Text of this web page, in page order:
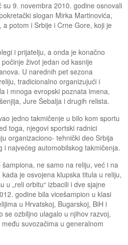
9. novembra 2010. godine osnovali
slogan Mirka Martinovića,
potom i Srbije i Crne Gore, koji je
i prijatelju, a onda je konačno
život jedan od kasnije
U narednih pet sezona
tradicionalno organizujući i
i mnoga evropski poznata imena,
Jure Šebalja i drugih relista.
jedno takmičenje u bilo kom sportu
toga, njegovi sportski radnici
organizaciono- tehnički deo Srbija
najvećeg automobilskog takmičenja.
ne samo na reliju, već i na
je osvojena klupska titula u reliju,
u „reli orbitu“ izbacili i dve sjajne
godine bila vicešampion u klasi
u Hrvatskoj, Bugarskoj, BiH i
se ozbiljno ulagalo u njihov razvoj,
suvozačima u generalnom